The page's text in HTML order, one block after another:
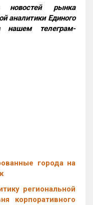
рынка
аналитики Единого
нашем телеграм-
города на
региональной
корпоративного